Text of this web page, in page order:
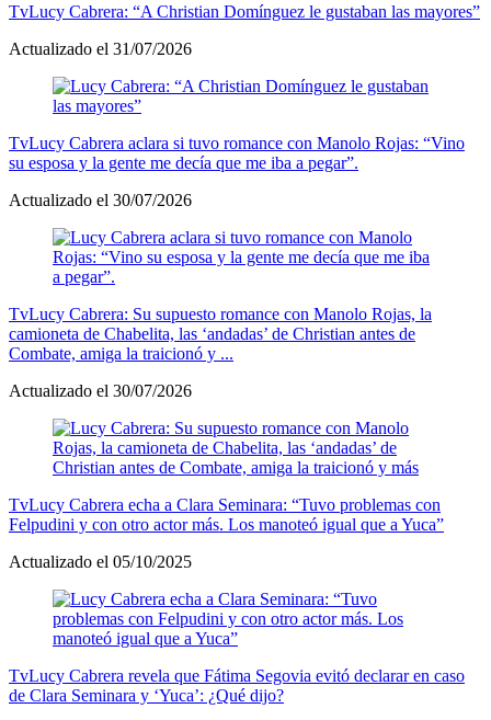
TvLucy Cabrera: “A Christian Domínguez le gustaban las mayores”
Actualizado el 31/07/2026
TvLucy Cabrera aclara si tuvo romance con Manolo Rojas: “Vino
su esposa y la gente me decía que me iba a pegar”.
Actualizado el 30/07/2026
TvLucy Cabrera: Su supuesto romance con Manolo Rojas, la
camioneta de Chabelita, las ‘andadas’ de Christian antes de
Combate, amiga la traicionó y ...
Actualizado el 30/07/2026
TvLucy Cabrera echa a Clara Seminara: “Tuvo problemas con
Felpudini y con otro actor más. Los manoteó igual que a Yuca”
Actualizado el 05/10/2025
TvLucy Cabrera revela que Fátima Segovia evitó declarar en caso
de Clara Seminara y ‘Yuca’: ¿Qué dijo?